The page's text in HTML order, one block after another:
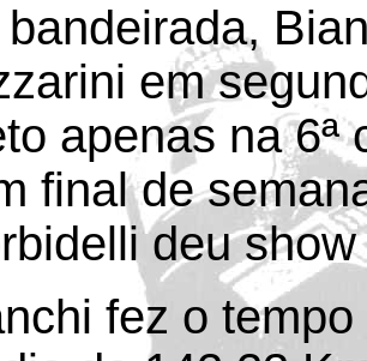
bandeirada,
em
apenas na 6ª
final de
deu show
fez o